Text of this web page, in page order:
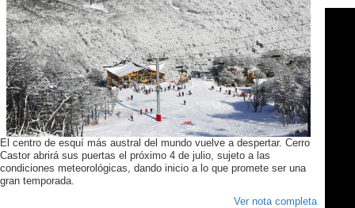
El centro de esquí más austral del mundo vuelve a despertar. Cerro
Castor abrirá sus puertas el próximo 4 de julio, sujeto a las
condiciones meteorológicas, dando inicio a lo que promete ser una
gran temporada.
Ver nota completa